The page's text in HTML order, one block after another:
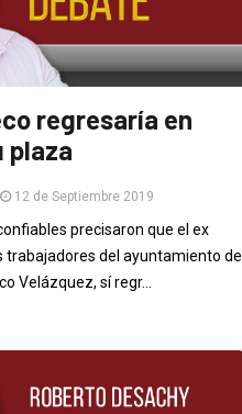
regresaría en
plaza
12 de Septiembre 2019
precisaron que el ex
trabajadores del ayuntamiento de
Velázquez, sí regr...